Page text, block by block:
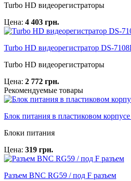
Turbo HD видеорегистраторы
Цена: 4 403 грн.
Turbo HD видеорегистратор DS-
Turbo HD видеорегистраторы
Цена: 2 772 грн.
Рекомендуемые товары
Блок питания в пластиковом
Блоки питания
Цена: 319 грн.
Разъем BNC RG59 / под F разъем